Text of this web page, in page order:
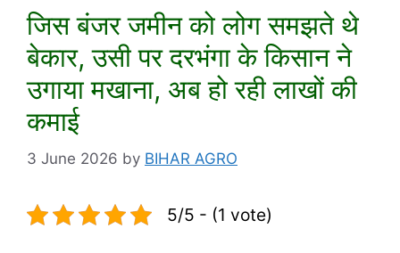
जिस बंजर जमीन को लोग समझते थे
बेकार, उसी पर दरभंगा के किसान ने
उगाया मखाना, अब हो रही लाखों की
कमाई
3 June 2026 by BIHAR AGRO
5/5 - (1 vote)